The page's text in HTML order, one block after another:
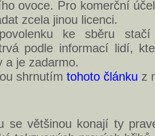
ovoce. Pro komerční
zcela jinou licenci.
ke sběru
podle informací lidí,
a je zadarmo.
shrnutím tohoto článku z
se většinou konají ty